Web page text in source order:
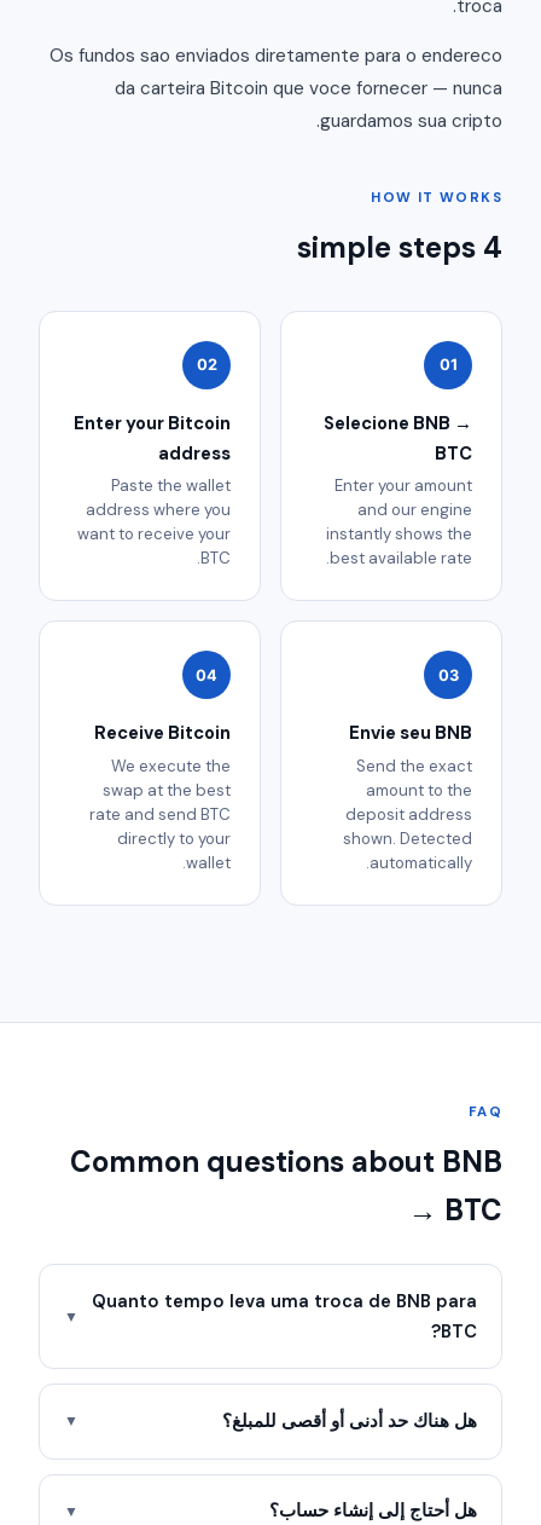
troca.
Os fundos sao enviados diretamente para o endereco
da carteira Bitcoin que voce fornecer — nunca
guardamos sua cripto.
HOW IT WORKS
4 simple steps
01
Selecione BNB →
BTC
Enter your amount
and our engine
instantly shows the
best available rate.
02
Enter your Bitcoin
address
Paste the wallet
address where you
want to receive your
BTC.
03
Envie seu BNB
Send the exact
amount to the
deposit address
shown. Detected
automatically.
04
Receive Bitcoin
We execute the
swap at the best
rate and send BTC
directly to your
wallet.
FAQ
Common questions about BNB
→ BTC
Quanto tempo leva uma troca de BNB para
BTC?
▼
هل هناك حد أدنى أو أقصى للمبلغ؟ ▼
هل أحتاج إلى إنشاء حساب؟ ▼